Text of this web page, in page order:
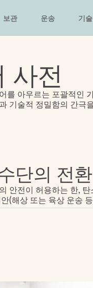
사전
를 아우르는 포괄적인
기술적 정밀함의 간극
단의 전환
안전이 허용하는 한,
(해상 또는 육상 운송
보관 운송 기